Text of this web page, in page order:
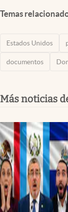
Temas
Estados Unidos
documentos
Más noticias